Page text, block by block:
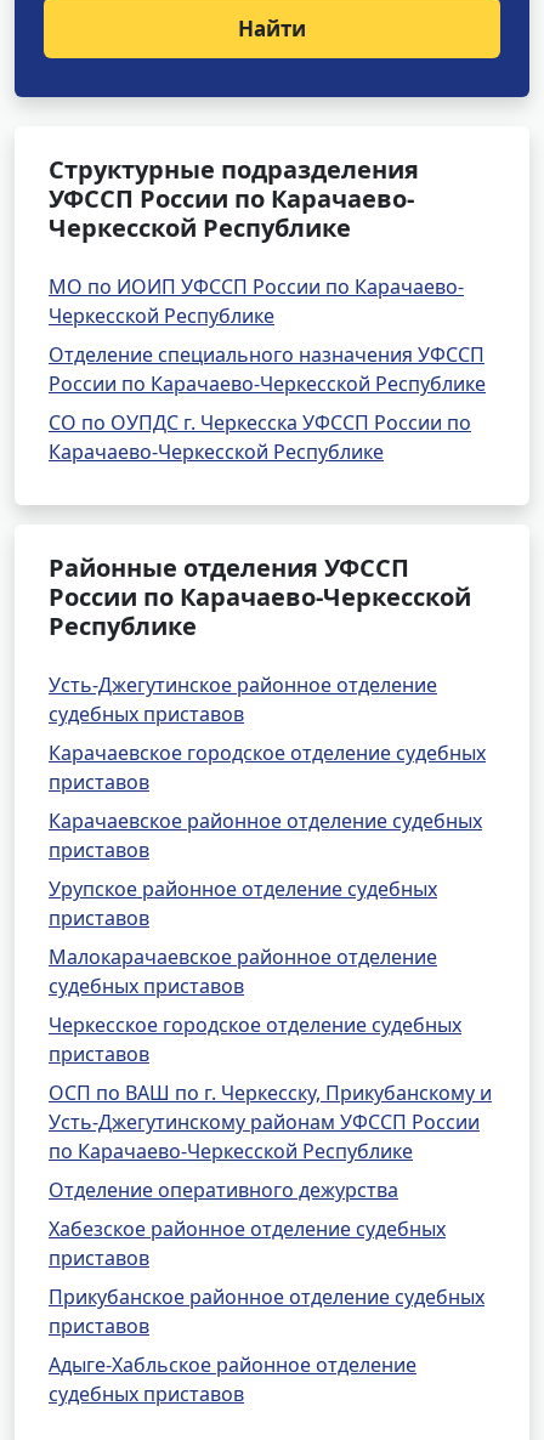
Найти
Структурные подразделения
УФССП России по Карачаево-
Черкесской Республике
МО по ИОИП УФССП России по Карачаево-
Черкесской Республике
Отделение специального назначения УФССП
России по Карачаево-Черкесской Республике
СО по ОУПДС г. Черкесска УФССП России по
Карачаево-Черкесской Республике
Районные отделения УФССП
России по Карачаево-Черкесской
Республике
Усть-Джегутинское районное отделение
судебных приставов
Карачаевское городское отделение судебных
приставов
Карачаевское районное отделение судебных
приставов
Урупское районное отделение судебных
приставов
Малокарачаевское районное отделение
судебных приставов
Черкесское городское отделение судебных
приставов
ОСП по ВАШ по г. Черкесску, Прикубанскому и
Усть-Джегутинскому районам УФССП России
по Карачаево-Черкесской Республике
Отделение оперативного дежурства
Хабезское районное отделение судебных
приставов
Прикубанское районное отделение судебных
приставов
Адыге-Хабльское районное отделение
судебных приставов